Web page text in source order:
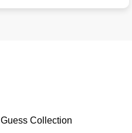
Guess Collection